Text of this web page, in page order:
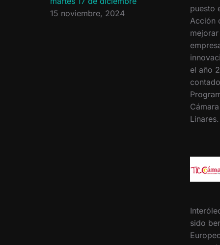
15 noviembre, 2024
puesto
Acción
el año
sido